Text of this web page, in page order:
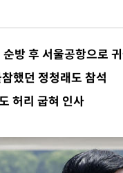
내린 798.81마감
…0.60% 내린 6258.77에
린 1416.1원 마감
확보' 신용해 前교정본부장
…"국민적 공분에 수사 재개"
원장에 김태유 서울대 공대
드 첫 훈련…80명 식사 대접
방 후 서울공항으로
했던 정청래도 참석
허리 굽혀 인사